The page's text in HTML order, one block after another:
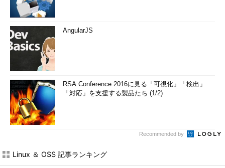
AngularJS
RSA Conference 2016に見る「可視化」「検出」
「対応」を支援する製品たち (1/2)
Recommended by
Linux ＆ OSS 記事ランキング